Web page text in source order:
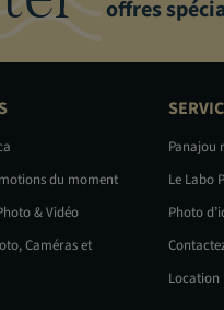
offres
du moment
& Vidéo
Caméras et
Panajou
Le Labo
Photo
Location